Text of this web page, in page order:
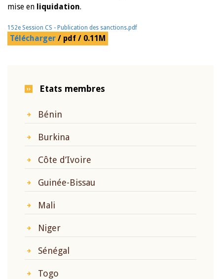
mise en liquidation.
152e Session CS - Publication des sanctions.pdf
Télécharger / pdf / 0.11M
Etats membres
Bénin
Burkina
Côte d’Ivoire
Guinée-Bissau
Mali
Niger
Sénégal
Togo